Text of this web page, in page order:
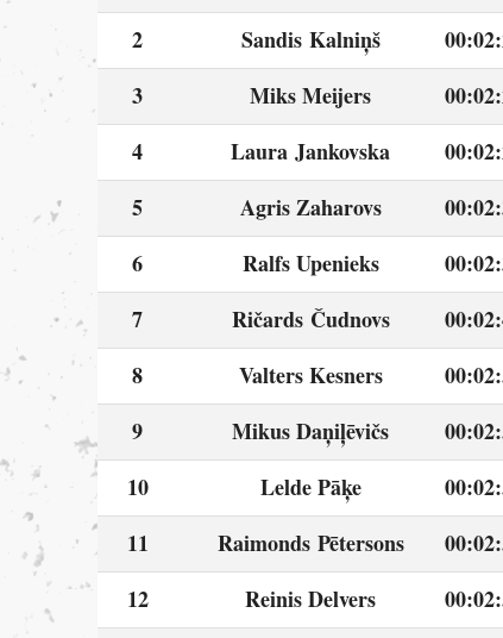
2
Sandis Kalniņš
3
Miks Meijers
4
Laura Jankovska
5
Agris Zaharovs
6
Ralfs Upenieks
7
Ričards Čudnovs
8
Valters Kesners
9
Mikus Daņiļēvičs
10
Lelde Pāķe
11
Raimonds Pētersons
12
Reinis Delvers